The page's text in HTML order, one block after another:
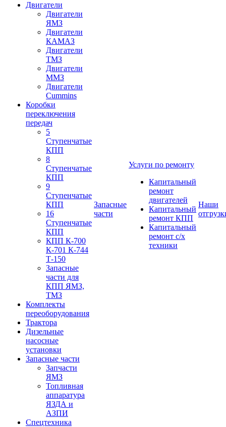
Двигатели
Двигатели
ЯМЗ
Двигатели
КАМАЗ
Двигатели
ТМЗ
Двигатели
ММЗ
Двигатели
Cummins
Коробки
переключения
передач
5
Ступенчатые
КПП
8
Ступенчатые
КПП
9
Ступенчатые
КПП
16
Ступенчатые
КПП
КПП К-700
К-701 К-744
Т-150
Запасные
части для
КПП ЯМЗ,
ТМЗ
Комплекты
переоборудования
Трактора
Дизельные
насосные
установки
Запасные части
Запчасти
ЯМЗ
Топливная
аппаратура
ЯЗДА и
АЗПИ
Спецтехника
Запасные
части
Услуги по ремонту
Капитальный
ремонт
двигателей
Капитальный
ремонт КПП
Капитальный
ремонт с/х
техники
Наши